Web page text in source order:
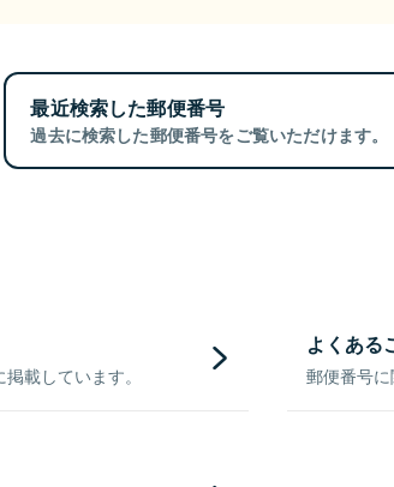
最近検索した郵便番号
過去に検索した郵便番号をご覧いただけます。
載しています。
よくある
郵便番号に